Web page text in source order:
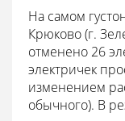
На самом
Крюково (г.
отменено 26
электричек
изменением
обычного). В